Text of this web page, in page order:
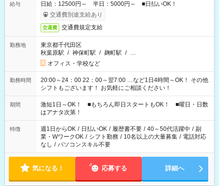
給与
日給：12500円～ 半日：5000円～ ■日払いOK！
交通費別途支給あり
交通費 交通費規定支給
勤務地
東京都千代田区
秋葉原駅 / 神保町駅 / 麹町駅 / …
オフィス・学校など
勤務時間
20:00～24：00 22：00～翌7:00 …など1日4時間～OK！ その他
シフトもございます！ お気軽にご相談ください！
期間
激短1日～OK！ ■もちろん即日スタートもOK！ ■曜日・日数
はアナタ次第！
特徴 週1日からOK / 日払いOK / 履歴書不要 / 40～50代活躍中 / 副
業・WワークOK / シフト勤務 / 10名以上の大量募集 / 電話対応
なし / パソコンスキル不要
気になる！ 応募する 詳細へ